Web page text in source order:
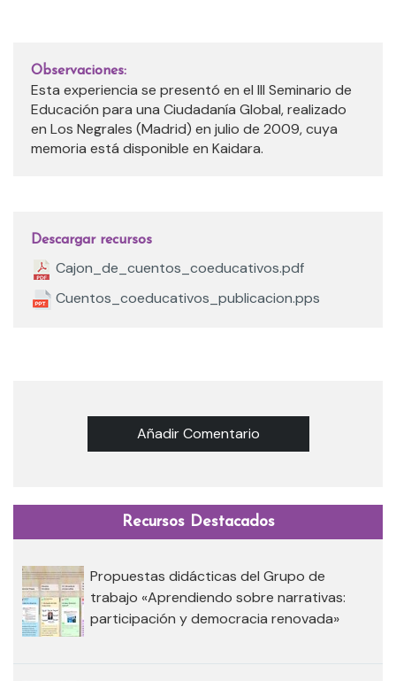
Observaciones:
Esta experiencia se presentó en el III Seminario de
Educación para una Ciudadanía Global, realizado
en Los Negrales (Madrid) en julio de 2009, cuya
memoria está disponible en Kaidara.
Descargar recursos
Cajon_de_cuentos_coeducativos.pdf
Cuentos_coeducativos_publicacion.pps
Añadir Comentario
Recursos Destacados
Propuestas didácticas del Grupo de
trabajo «Aprendiendo sobre narrativas:
participación y democracia renovada»